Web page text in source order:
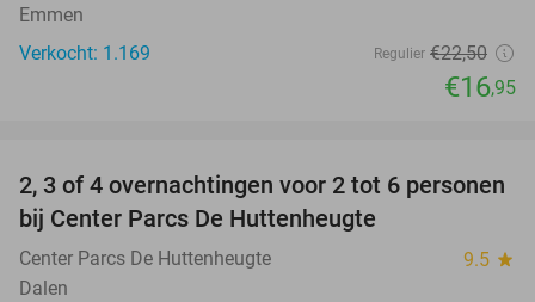
Emmen
Verkocht: 1.169
Regulier €22,50
€16,95
15%
2, 3 of 4 overnachtingen voor 2 tot 6 personen
bij Center Parcs De Huttenheugte
Center Parcs De Huttenheugte 9.5 star
Dalen